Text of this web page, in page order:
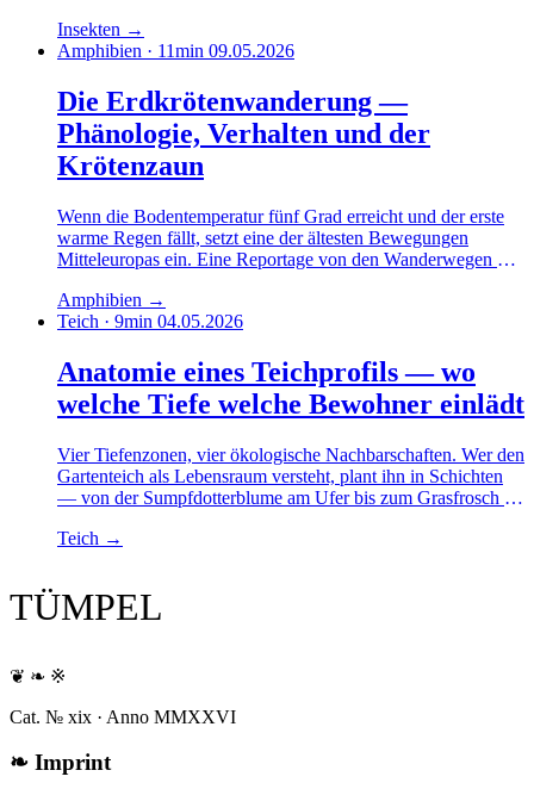
Beobachtungs-Notizen.
Insekten →
Amphibien · 11min 09.05.2026
Die Erdkrötenwanderung —
Phänologie, Verhalten und der
Krötenzaun
Wenn die Bodentemperatur fünf Grad erreicht und der erste
warme Regen fällt, setzt eine der ältesten Bewegungen
Mitteleuropas ein. Eine Reportage von den Wanderwegen der
Amphibien →
Teich · 9min 04.05.2026
Anatomie eines Teichprofils — wo
welche Tiefe welche Bewohner einlädt
Vier Tiefenzonen, vier ökologische Nachbarschaften. Wer den
Gartenteich als Lebensraum versteht, plant ihn in Schichten
— von der Sumpfdotterblume am Ufer bis zum Grasfrosch in
Teich →
TÜMPEL
❦ ❧ ※
Cat. № xix · Anno MMXXVI
❧ Imprint